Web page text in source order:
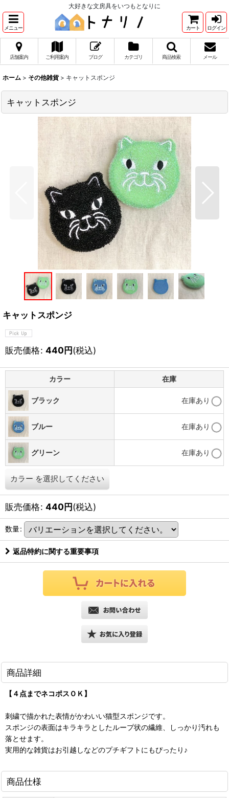
大好きな文房具をいつもとなりに
メニュー カート ログイン
店舗案内 ご利用案内 ブログ カテゴリ 商品検索 メール
ホーム > その他雑貨 > キャットスポンジ
キャットスポンジ
キャットスポンジ
販売価格: 440円(税込)
カラー 在庫
ブラック 在庫あり
ブルー 在庫あり
グリーン 在庫あり
カラー を選択してください
販売価格: 440円(税込)
数量:
返品特約に関する重要事項
商品詳細
【４点までネコポスＯＫ】
刺繍で描かれた表情がかわいい猫型スポンジです。
スポンジの表面はキラキラとしたループ状の繊維、しっかり汚れも
落とせます。
実用的な雑貨はお引越しなどのプチギフトにもぴったり♪
商品仕様